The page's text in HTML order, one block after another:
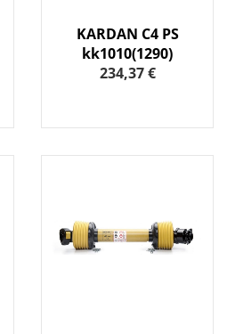
KARDAN C4 PS
kk1010(1290)
234,37 €